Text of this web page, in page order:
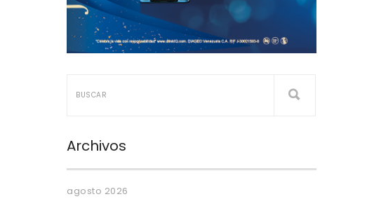
Archivos
agosto 2026